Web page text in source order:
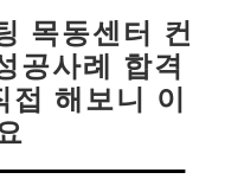
목동센터 컨
공사례 합격
해보니 이